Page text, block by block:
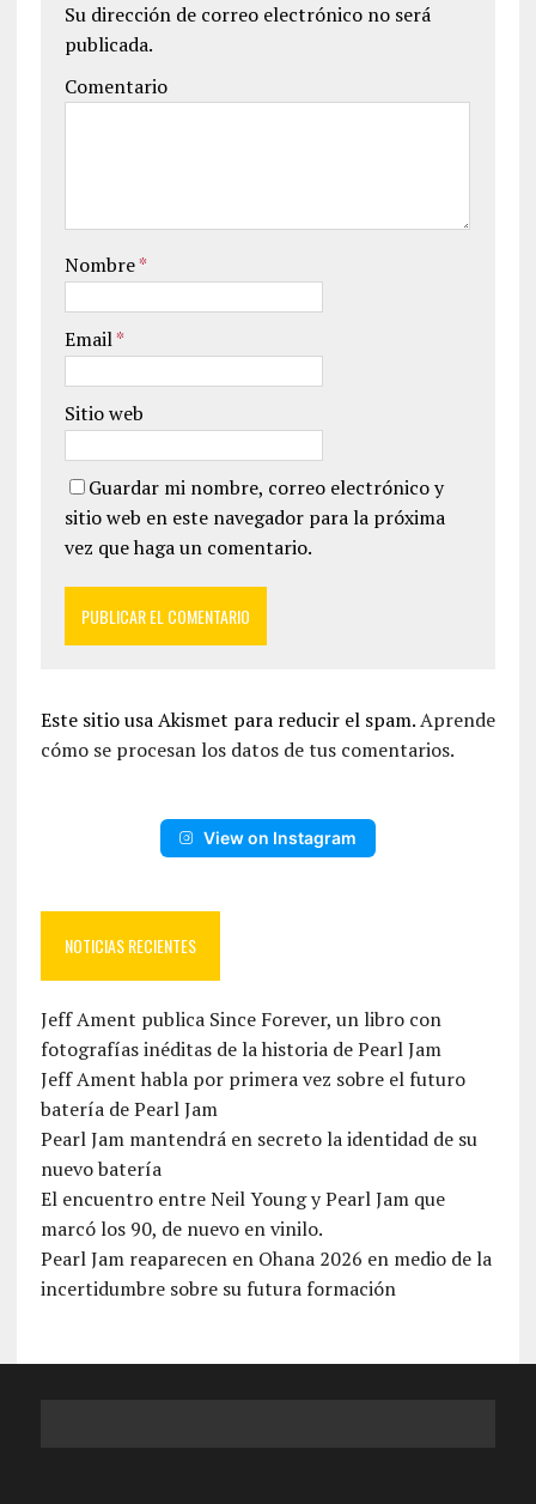
Su dirección de correo electrónico no será
publicada.
Comentario
Nombre*
Email*
Sitio web
Guardar mi nombre, correo electrónico y
sitio web en este navegador para la próxima
vez que haga un comentario.
Este sitio usa Akismet para reducir el spam.Aprende
cómo se procesan los datos de tus comentarios.
View on Instagram
NOTICIAS RECIENTES
Jeff Ament publica Since Forever, un libro con
fotografías inéditas de la historia de Pearl Jam
Jeff Ament habla por primera vez sobre el futuro
batería de Pearl Jam
Pearl Jam mantendrá en secreto la identidad de su
nuevo batería
El encuentro entre Neil Young y Pearl Jam que
marcó los 90, de nuevo en vinilo.
Pearl Jam reaparecen en Ohana 2026 en medio de la
incertidumbre sobre su futura formación